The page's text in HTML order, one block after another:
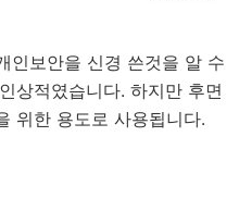
인보안을 신경 쓴것을 알 수
상적였습니다. 하지만 후면
위한 용도로 사용됩니다.